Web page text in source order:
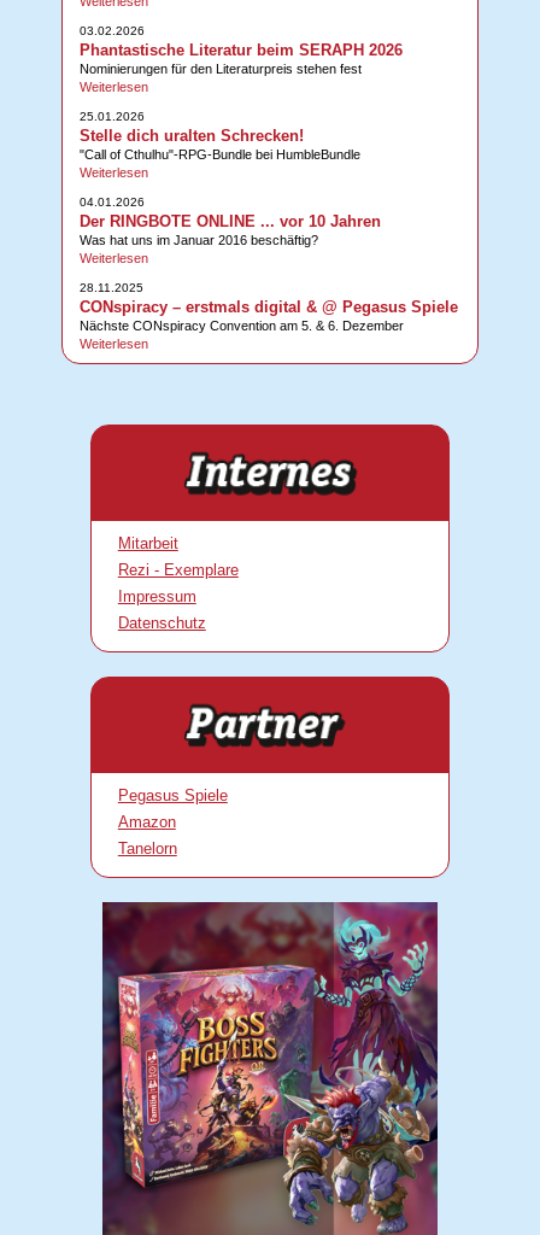
03.02.2026
Phantastische Literatur beim SERAPH 2026
Nominierungen für den Literaturpreis stehen fest
Weiterlesen
25.01.2026
Stelle dich uralten Schrecken!
"Call of Cthulhu"-RPG-Bundle bei HumbleBundle
Weiterlesen
04.01.2026
Der RINGBOTE ONLINE ... vor 10 Jahren
Was hat uns im Januar 2016 beschäftig?
Weiterlesen
28.11.2025
CONspiracy – erstmals digital & @ Pegasus Spiele
Nächste CONspiracy Convention am 5. & 6. Dezember
Weiterlesen
Mitarbeit
Rezi - Exemplare
Impressum
Datenschutz
Pegasus Spiele
Amazon
Tanelorn